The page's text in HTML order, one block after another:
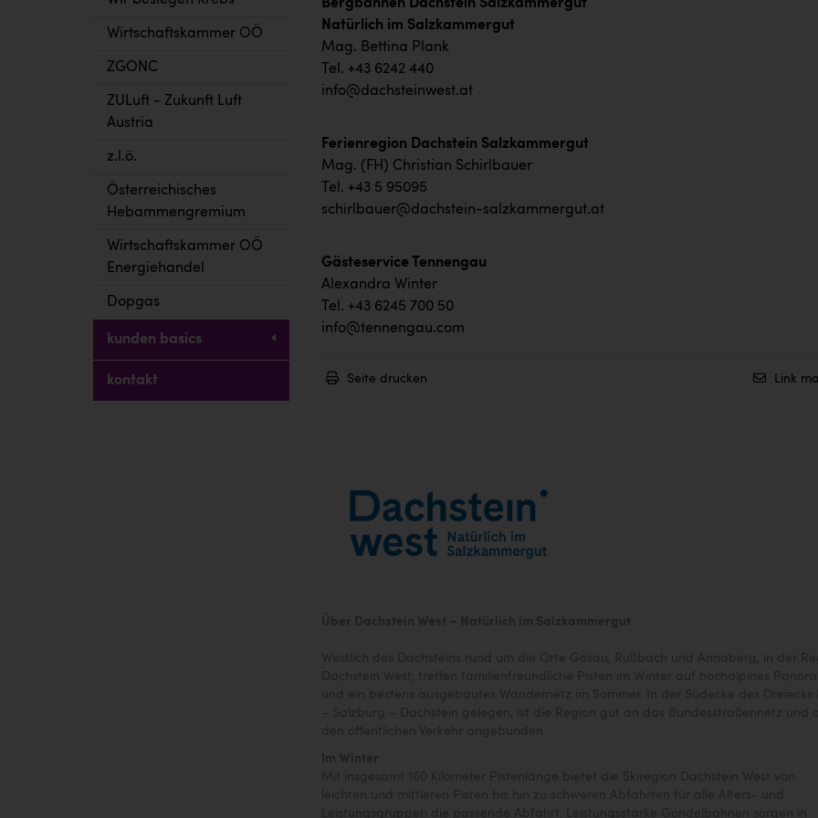
Wirtschaftskammer OÖ
ZGONC
ZULuft - Zukunft Luft
Austria
z.l.ö.
Österreichisches
Hebammengremium
Wirtschaftskammer OÖ
Energiehandel
Dopgas
kunden basics
kontakt
Bergbahnen Dachstein Salzkammergut
Natürlich im Salzkammergut
Mag. Bettina Plank
Tel. +43 6242 440
info@dachsteinwest.at
Ferienregion Dachstein Salzkammergut
Mag. (FH) Christian Schirlbauer
Tel. +43 5 95095
schirlbauer@dachstein-salzkammergut.at
Gästeservice Tennengau
Alexandra Winter
Tel. +43 6245 700 50
info@tennengau.com
Seite drucken Link